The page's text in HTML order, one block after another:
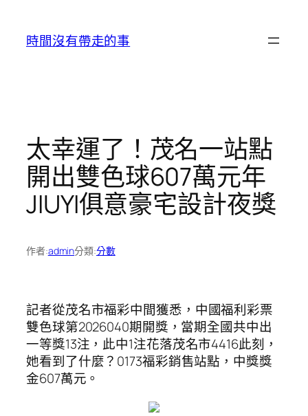
時間沒有帶走的事
​太幸運了！茂名一站點
開出雙色球607萬元年
JIUYI俱意豪宅設計夜獎
作者:admin分類:分數
記者從茂名市福彩中間獲悉，中國福利彩票
雙色球第2026040期開獎，當期全國共中出
一等獎13注，此中1注花落茂名市4416此刻，
她看到了什麼？0173福彩銷售站點，中獎獎
金607萬元。